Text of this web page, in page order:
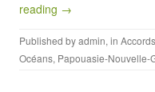
reading →
Published byadmin, in
Océans, Papouasie-Nouvelle-